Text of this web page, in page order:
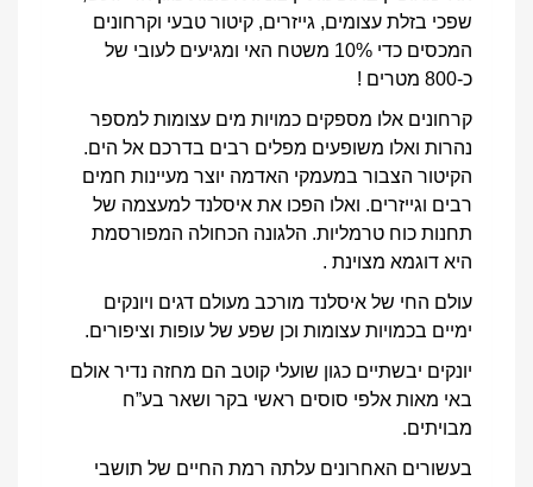
שפכי בזלת עצומים, גייזרים, קיטור טבעי וקרחונים
המכסים כדי 10% משטח האי ומגיעים לעובי של
כ-800 מטרים !
קרחונים אלו מספקים כמויות מים עצומות למספר
נהרות ואלו משופעים מפלים רבים בדרכם אל הים.
הקיטור הצבור במעמקי האדמה יוצר מעיינות חמים
רבים וגייזרים. ואלו הפכו את איסלנד למעצמה של
תחנות כוח טרמליות. הלגונה הכחולה המפורסמת
היא דוגמא מצוינת .
עולם החי של איסלנד מורכב מעולם דגים ויונקים
ימיים בכמויות עצומות וכן שפע של עופות וציפורים.
יונקים יבשתיים כגון שועלי קוטב הם מחזה נדיר אולם
באי מאות אלפי סוסים ראשי בקר ושאר בע”ח
מבויתים.
בעשורים האחרונים עלתה רמת החיים של תושבי